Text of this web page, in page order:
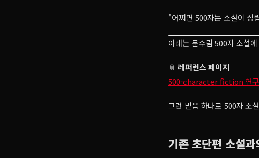
"어쩌면 500자는 소설이 성
아래는 문수림 500자 소설
📎 레퍼런스 페이지
500-character fiction 연구
그런 믿음 하나로 500자 소
기존 초단편 소설